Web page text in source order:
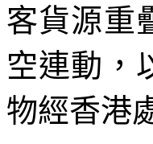
客貨源重
空連動，
物經香港